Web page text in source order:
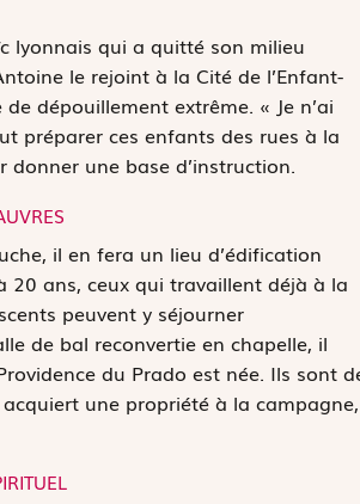
lyonnais qui a quitté son milieu
le rejoint à la Cité de l’Enfant-
dépouillement extrême. « Je n’ai
préparer ces enfants des rues à la
une base d’instruction.
il en fera un lieu d’édification
20 ans, ceux qui travaillent déjà à la
peuvent y séjourner
de bal reconvertie en chapelle, il
du Prado est née. Ils sont
une propriété à la campagne,